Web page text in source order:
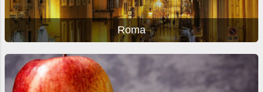
Roma